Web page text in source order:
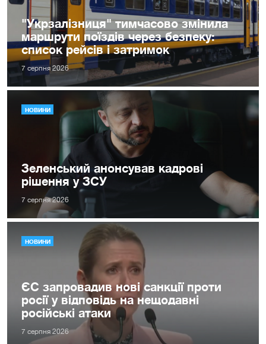
"Укрзалізниця" тимчасово змінила
маршрути поїздів через безпеку:
список рейсів і затримок
7 серпня 2026
НОВИНИ
Зеленський анонсував кадрові
рішення у ЗСУ
7 серпня 2026
НОВИНИ
ЄС запровадив нові санкції проти
росії у відповідь на нещодавні
російські атаки
7 серпня 2026